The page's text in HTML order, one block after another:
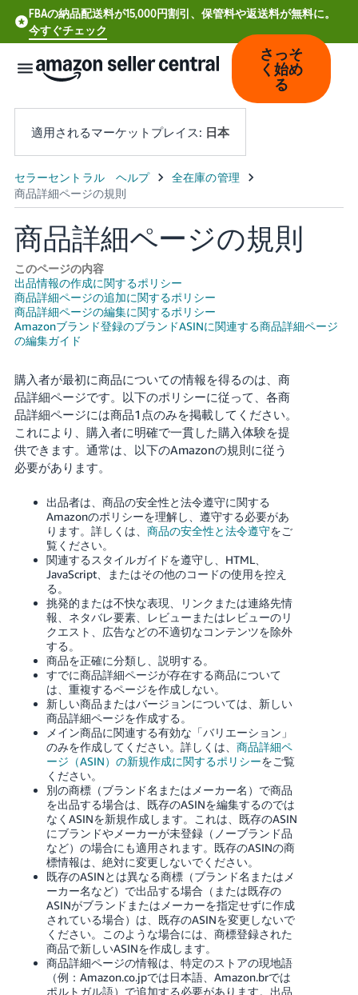
FBAの納品配送料が15,000円割引、保管料や返送料が無料に。
今すぐチェック
中
文
-
CN
Deutsch
- DE
Español
Français
- FR
Italiano
- IT
한
국
어
-
KR
日
本
語
-
JP
English
- JP
ロ
グ
イ
ン
さ
っ
そ
く
始
め
る
さっそ
く始め
る
適用されるマーケットプレイス: 日本
商品詳細ページの規則
このページの内容
出品情報の作成に関するポリシー
商品詳細ページの追加に関するポリシー
商品詳細ページの編集に関するポリシー
Amazonブランド登録のブランドASINに関連する商品詳細ページ
の編集ガイド
購入者が最初に商品についての情報を得るのは、商
品詳細ページです。以下のポリシーに従って、各商
品詳細ページには商品1点のみを掲載してください。
これにより、購入者に明確で一貫した購入体験を提
供できます。通常は、以下のAmazonの規則に従う
必要があります。
出品者は、商品の安全性と法令遵守に関する
Amazonのポリシーを理解し、遵守する必要があ
ります。 詳しくは、 商品の安全性と法令遵守をご
覧ください。
関連するスタイルガイドを遵守し、HTML、
JavaScript、またはその他のコードの使用を控え
る。
挑発的または不快な表現、リンクまたは連絡先情
報、ネタバレ要素、レビューまたはレビューのリ
クエスト、広告などの不適切なコンテンツを除外
する。
商品を正確に分類し、説明する。
すでに商品詳細ページが存在する商品について
は、重複するページを作成しない。
新しい商品またはバージョンについては、新しい
商品詳細ページを作成する。
メイン商品に関連する有効な「バリエーション」
のみを作成してください。詳しくは、 商品詳細ペ
ージ（ASIN）の新規作成に関するポリシーをご覧
ください。
別の商標（ブランド名またはメーカー名）で商品
を出品する場合は、既存のASINを編集するのでは
なくASINを新規作成します。これは、既存のASIN
にブランドやメーカーが未登録（ノーブランド品
など）の場合にも適用されます。既存のASINの商
標情報は、絶対に変更しないでください。
既存のASINとは異なる商標（ブランド名またはメ
ーカー名など）で出品する場合（または既存の
ASINがブランドまたはメーカーを指定せずに作成
されている場合）は、既存のASINを変更しないで
ください。このような場合には、商標登録された
商品で新しいASINを作成します。
商品詳細ページの情報は、特定のストアの現地語
（例：Amazon.co.jpでは日本語、Amazon.brでは
ポルトガル語）で追加する必要があります。出品